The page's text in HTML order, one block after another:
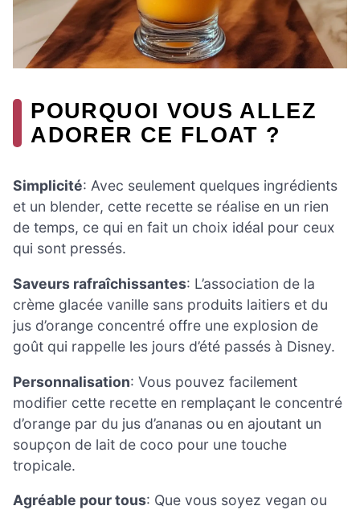
POURQUOI VOUS ALLEZ
ADORER CE FLOAT ?
Simplicité: Avec seulement quelques ingrédients
et un blender, cette recette se réalise en un rien
de temps, ce qui en fait un choix idéal pour ceux
qui sont pressés.
Saveurs rafraîchissantes: L’association de la
crème glacée vanille sans produits laitiers et du
jus d’orange concentré offre une explosion de
goût qui rappelle les jours d’été passés à Disney.
Personnalisation: Vous pouvez facilement
modifier cette recette en remplaçant le concentré
d’orange par du jus d’ananas ou en ajoutant un
soupçon de lait de coco pour une touche
tropicale.
Agréable pour tous: Que vous soyez vegan ou